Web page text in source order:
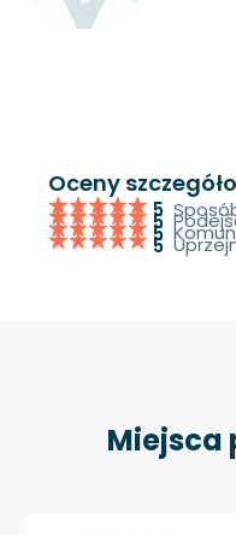
Oceny
5
5
5
5
Miejsca